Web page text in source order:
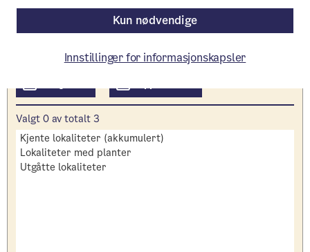
kategori Må velges
Valgt 0 av totalt 3
Kun nødvendige
Innstillinger for informasjonskapsler